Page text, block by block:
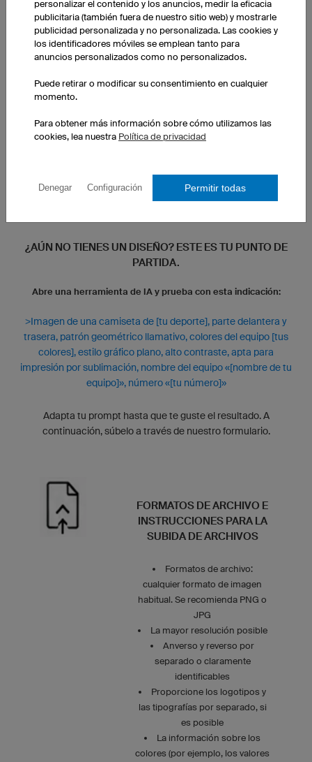
¿AÚN NO TIENES UN DISEÑO? ESTE ES TU PUNTO DE
PARTIDA.
Abre una herramienta de IA y prueba con esta indicación:
>Imagen de una camiseta de [tu deporte], parte delantera y
trasera, patrón geométrico llamativo, colores del equipo [tus
colores], estilo gráfico plano, alto contraste, apta para
impresión por sublimación, nombre del equipo «[nombre de tu
equipo]», número «[tu número]»
Adapta tu prompt hasta que te guste el resultado. A
continuación, súbelo a través de nuestro formulario.
FORMATOS DE ARCHIVO E
INSTRUCCIONES PARA LA
SUBIDA DE ARCHIVOS
Formatos de archivo:
cualquier formato de imagen
habitual. Se recomienda PNG o
JPG
La mayor resolución posible
Anverso y reverso por
separado o claramente
identificables
Proporcione los logotipos y
las tipografías por separado, si
es posible
La información sobre los
colores (por ejemplo, los valores
personalizar el contenido y los anuncios, medir la eficacia
publicitaria (también fuera de nuestro sitio web) y mostrarle
publicidad personalizada y no personalizada. Las cookies y
los identificadores móviles se emplean tanto para
anuncios personalizados como no personalizados.
Puede retirar o modificar su consentimiento en cualquier
momento.
Para obtener más información sobre cómo utilizamos las
cookies, lea nuestra Política de privacidad
Denegar Configuración Permitir todas